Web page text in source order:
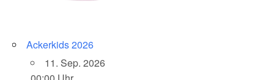
Ackerkids 2026
11. Sep. 2026